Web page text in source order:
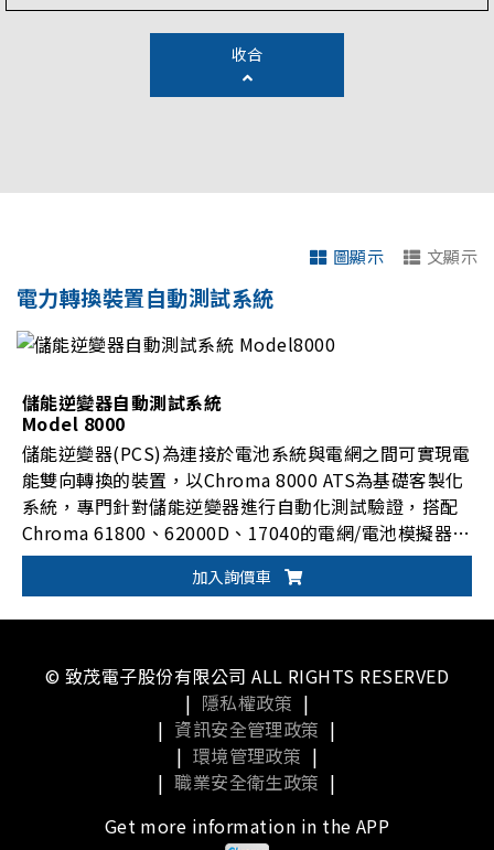
收合
圖顯示 文顯示
電力轉換裝置自動測試系統
儲能逆變器自動測試系統
Model 8000
儲能逆變器(PCS)為連接於電池系統與電網之間可實現電
能雙向轉換的裝置，以Chroma 8000 ATS為基礎客製化
系統，專門針對儲能逆變器進行自動化測試驗證，搭配
Chroma 61800、62000D、17040的電網/電池模擬器等
雙向系列產品與量測設備，完成針對儲能逆變器PCS併
網測試、PCS性能測試、PCS輸出輸入特性測試、PCS保
加入詢價車
© 致茂電子股份有限公司 ALL RIGHTS RESERVED
| 隱私權政策 |
| 資訊安全管理政策 |
| 環境管理政策 |
| 職業安全衛生政策 |
Get more information in the APP